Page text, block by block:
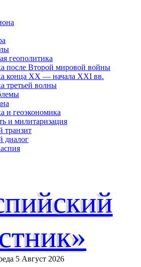
геополитика
после Второй мировой войны
конца XX — начала XXI вв.
третьей волны
и геоэкономика
и милитаризация
транзит
диалог
5 Август 2026